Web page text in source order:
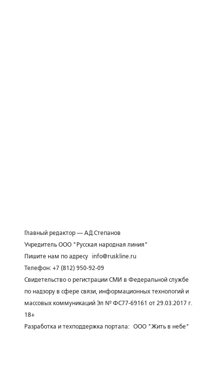
Главный редактор — А.Д.Степанов
Учредитель ООО "Русская народная линия"
Пишите нам по адресу
info@ruskline.ru
Телефон: +7 (812) 950-92-09
Свидетельство о регистрации СМИ в Федеральной службе
по надзору в сфере связи, информационных технологий и
массовых коммуникаций Эл № ФС77-69161 от 29.03.2017 г.
18+
Разработка и техподдержка портала: ООО "Жить в небе"